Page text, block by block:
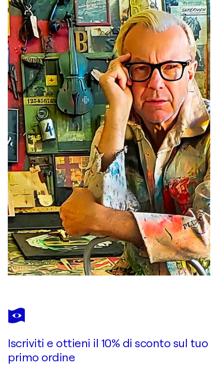
Iscriviti e ottieni il 10% di sconto sul tuo
primo ordine